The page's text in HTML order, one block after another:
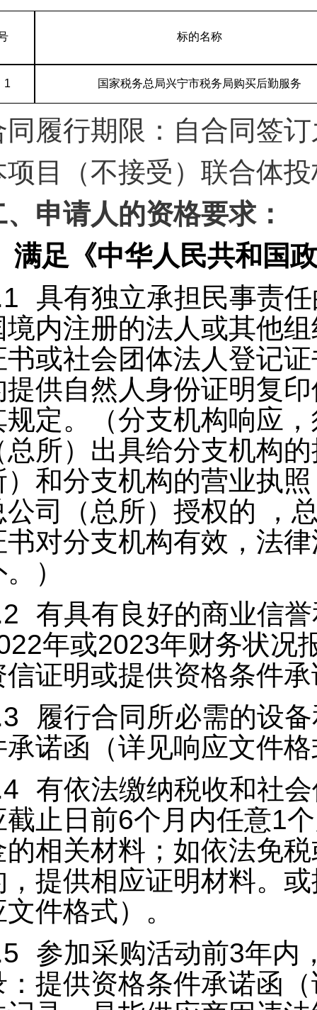
标的名称
1 国家税务总局兴宁市税务局购买后勤服务
同履行期限：自合同签
项目（不接受）联合体
、申请人的资格要求：
满足《中华人民共和国
具有独立承担民事责
境内注册的法人或其他
书或社会团体法人登记
提供自然人身份证明复
规定。（分支机构响应
总所）出具给分支机构
）和分支机构的营业执
公司（总所）授权的 ，
书对分支机构有效，法
）
有具有良好的商业信
年或2023年财务状况
信证明或提供资格条件
履行合同所必需的设
承诺函（详见响应文件
有依法缴纳税收和社
截止日前6个月内任意1
的相关材料；如依法免
，提供相应证明材料。
件格式）。
参加采购活动前3年内
：提供资格条件承诺函